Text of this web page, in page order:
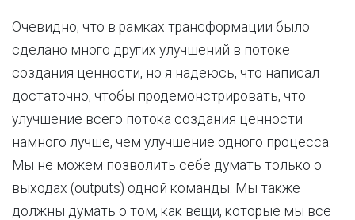
Очевидно, что в рамках трансформации было
сделано много других улучшений в потоке
создания ценности, но я надеюсь, что написал
достаточно, чтобы продемонстрировать, что
улучшение всего потока создания ценности
намного лучше, чем улучшение одного процесса.
Мы не можем позволить себе думать только о
выходах (outputs) одной команды. Мы также
должны думать о том, как вещи, которые мы все